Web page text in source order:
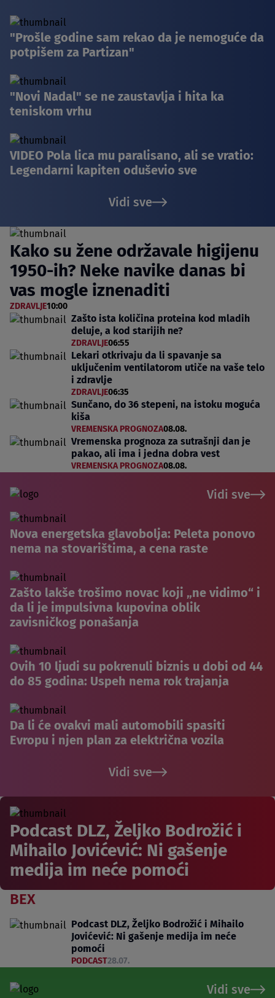
"Prošle godine sam rekao da je nemoguće da
potpišem za Partizan"
"Novi Nadal" se ne zaustavlja i hita ka
teniskom vrhu
VIDEO Pola lica mu paralisano, ali se vratio:
Legendarni kapiten oduševio sve
Vidi sve
Kako su žene održavale higijenu
1950-ih? Neke navike danas bi
vas mogle iznenaditi
ZDRAVLJE10:00
Zašto ista količina proteina kod mladih
deluje, a kod starijih ne?
ZDRAVLJE06:55
Lekari otkrivaju da li spavanje sa
uključenim ventilatorom utiče na vaše telo
i zdravlje
ZDRAVLJE06:35
Sunčano, do 36 stepeni, na istoku moguća
kiša
VREMENSKA PROGNOZA08.08.
Vremenska prognoza za sutrašnji dan je
pakao, ali ima i jedna dobra vest
VREMENSKA PROGNOZA08.08.
Vidi sve
Nova energetska glavobolja: Peleta ponovo
nema na stovarištima, a cena raste
Zašto lakše trošimo novac koji „ne vidimo“ i
da li je impulsivna kupovina oblik
zavisničkog ponašanja
Ovih 10 ljudi su pokrenuli biznis u dobi od 44
do 85 godina: Uspeh nema rok trajanja
Da li će ovakvi mali automobili spasiti
Evropu i njen plan za električna vozila
Vidi sve
Podcast DLZ, Željko Bodrožić i
Mihailo Jovićević: Ni gašenje
medija im neće pomoći
BEX
Podcast DLZ, Željko Bodrožić i Mihailo
Jovićević: Ni gašenje medija im neće
pomoći
PODCAST28.07.
Vidi sve